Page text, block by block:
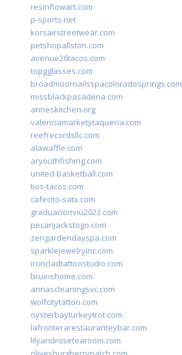
resinflowart.com
p-sports.net
korsairstreetwear.com
petshopallston.com
avenue26tacos.com
topgglasses.com
broadmoornailsspacoloradosprings.com
missblackpasadena.com
anneskitchen.org
valenciamarketytaqueria.com
reefrecordsllc.com
alawaffle.com
aryouthfishing.com
united-basketball.com
tios-tacos.com
cafecito-satx.com
graduacionviu2023.com
pecanjackstogo.com
zengardendayspa.com
sparklejewelryinc.com
ironcladtattoostudio.com
bruinshome.com
annascleaningsvc.com
wolfcitytattoo.com
oysterbayturkeytrot.com
lafronterarestauranteybar.com
lilyandrosetearoom.com